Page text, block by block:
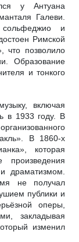
у Антуана
Галеви.
и
Римской
что позволило
Образование
и тонкого
включая
в 1933 году. В
В 1860-х
которая
драматизмом.
не получал
публики и
оперы,
закладывая
изменил